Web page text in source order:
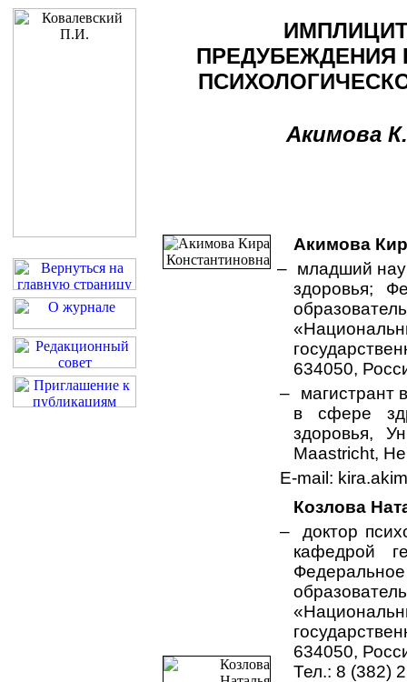
ПРЕДУБЕЖДЕНИЯ
Акимова
Акимова
– младший
здоровья;
634050,
– магистрант
в сфере
здоровья,
Maastricht,
E-mail:
Козлова
– доктор
кафедрой
634050,
Тел.: 8 (382)